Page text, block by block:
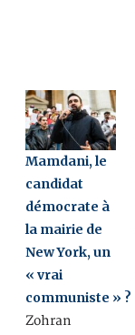
Mamdani, le
candidat
démocrate à
la mairie de
New York, un
« vrai
communiste » ?
Zohran